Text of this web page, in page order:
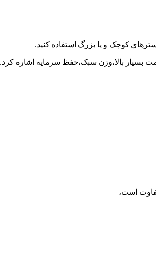
کوچک و یا بزرگ استفاده کنید.
بسیار بالا،وزن سبک،حفظ سرمایه اشاره کرد.
است،